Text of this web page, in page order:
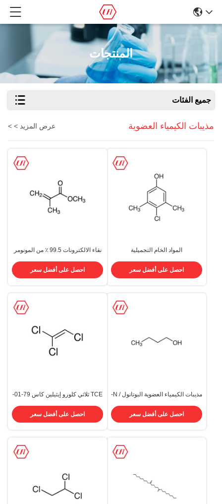
المنتجات
جميع الفئات
مذيبات الكيمياء العضوية عرض المزيد > >
المواد الخام التجميلية
04-0 4-Chloro-3,5-
dimethylphenol / PCMX
احصل على أفضل سعر
نقاء الالكترونات 99.5 ٪ من المونومر
Methacrylate
احصل على أفضل سعر
مذيبات الكيمياء العضوية البوتانول / N-
3
احصل على أفضل سعر
TCE ثلاثي كلورو إيثيلين كاس 79-01-
مشتقات ألكين سائلة صافية
احصل على أفضل سعر